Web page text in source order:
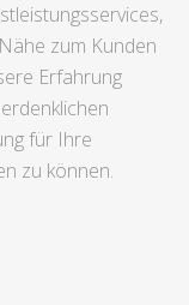
zum Kunden
Erfahrung
für Ihre
zu können.